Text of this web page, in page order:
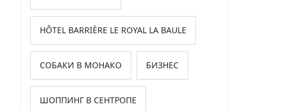
HÔTEL BARRIÈRE LE ROYAL LA BAULE
СОБАКИ В МОНАКО БИЗНЕС
ШОППИНГ В СЕНТРОПЕ